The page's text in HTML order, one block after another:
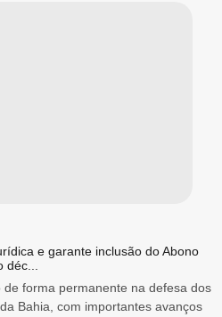
e garante inclusão do Abono
déc...
forma permanente na defesa dos
Bahia, com importantes avanços